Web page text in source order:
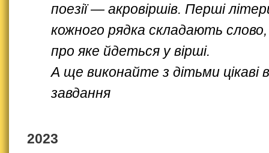
поезії — акровіршів. Перші
кожного рядка складають слово,
про яке йдеться у вірші.
А ще виконайте з дітьми цікаві
завдання
2023